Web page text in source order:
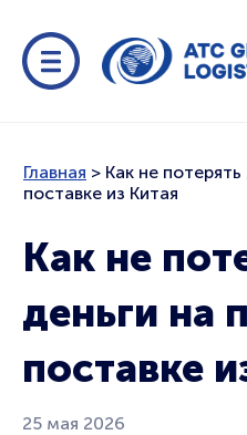
Главная > Как не
поставке из Китая
Как не
деньги на
поставке
25 мая 2026